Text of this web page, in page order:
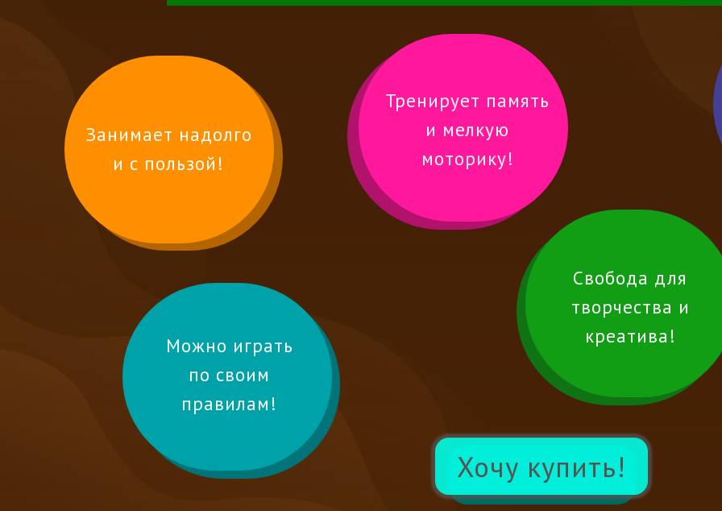
Занимает надолго
и с пользой!
Можно играть
по своим
правилам!
Свобода для
творчества и
креатива!
Тренирует память
и мелкую
моторику!
Хочу купить!